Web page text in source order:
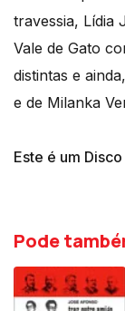
travessia, Lídia
Vale de Gato
distintas e
e de Milanka
Este é um
Pode